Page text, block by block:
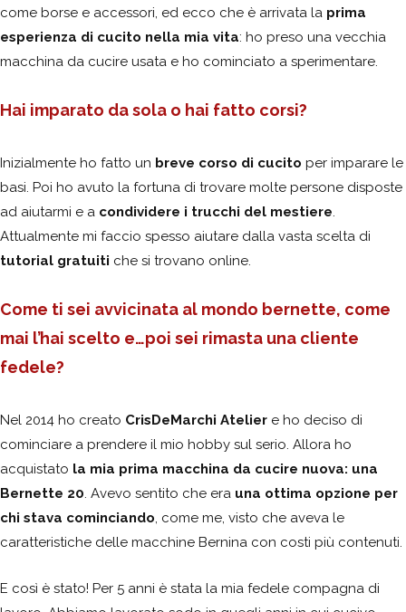
come borse e accessori, ed ecco che è arrivata la prima
esperienza di cucito nella mia vita: ho preso una vecchia
macchina da cucire usata e ho cominciato a sperimentare.
Hai imparato da sola o hai fatto corsi?
Inizialmente ho fatto un breve corso di cucito per imparare le
basi. Poi ho avuto la fortuna di trovare molte persone disposte
ad aiutarmi e a condividere i trucchi del mestiere.
Attualmente mi faccio spesso aiutare dalla vasta scelta di
tutorial gratuiti che si trovano online.
Come ti sei avvicinata al mondo bernette, come
mai l’hai scelto e…poi sei rimasta una cliente
fedele?
Nel 2014 ho creato CrisDeMarchi Atelier e ho deciso di
cominciare a prendere il mio hobby sul serio. Allora ho
acquistato la mia prima macchina da cucire nuova: una
Bernette 20. Avevo sentito che era una ottima opzione per
chi stava cominciando, come me, visto che aveva le
caratteristiche delle macchine Bernina con costi più contenuti.
E così è stato! Per 5 anni è stata la mia fedele compagna di